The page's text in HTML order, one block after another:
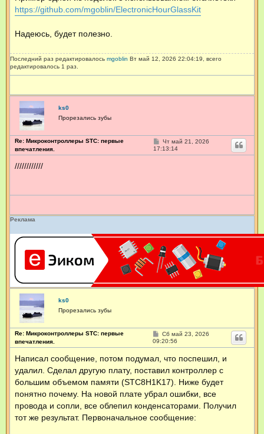
https://github.com/mgoblin/ElectronicHourGlassKit
Надеюсь, будет полезно.
Последний раз редактировалось mgoblin Вт май 12, 2026 22:04:19, всего
редактировалось 1 раз.
ks0
Прорезались зубы
Re: Микроконтроллеры STC: первые
впечатления.
С
о
о
е
Чт май 21, 2026
17:13:14
////////////
Реклама
ks0
Прорезались зубы
Re: Микроконтроллеры STC: первые
впечатления.
С
о
о
щ
е
и
Сб май 23, 2026
09:20:56
Написал сообщение, потом подумал, что поспешил, и
удалил. Сделал другую плату, поставил контроллер с
большим объемом памяти (STC8H1K17). Ниже будет
понятно почему. На новой плате убрал ошибки, все
провода и сопли, все облепил конденсаторами. Получил
тот же результат. Первоначальное сообщение: